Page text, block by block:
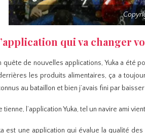
qui va changer
quête de nouvelles applications, Yuka a été
les produits alimentaires, ça a
au bataillon et bien j’avais fini par
tienne, l’application Yuka, tel un navire ami
est une application qui évalue la qualité